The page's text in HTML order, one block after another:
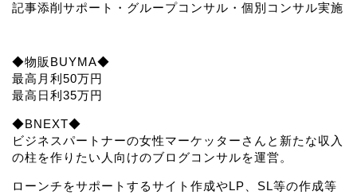
記事添削サポート・グループコンサル・個別コンサル実施
◆物販BUYMA◆
最高月利50万円
最高日利35万円
◆BNEXT◆
ビジネスパートナーの女性マーケッターさんと新たな収入
の柱を作りたい人向けのブログコンサルを運営。
ローンチをサポートするサイト作成やLP、SL等の作成等